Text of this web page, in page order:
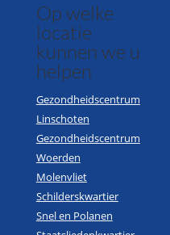
Op welke
locatie
kunnen we u
helpen
Gezondheidscentrum
Linschoten
Gezondheidscentrum
Woerden
Molenvliet
Schilderskwartier
Snel en Polanen